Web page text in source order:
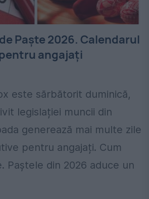
Paște 2026. Calendarul
angajați
este sărbătorit duminică,
legislației muncii din
generează mai multe zile
pentru angajați. Cum
Paștele din 2026 aduce un